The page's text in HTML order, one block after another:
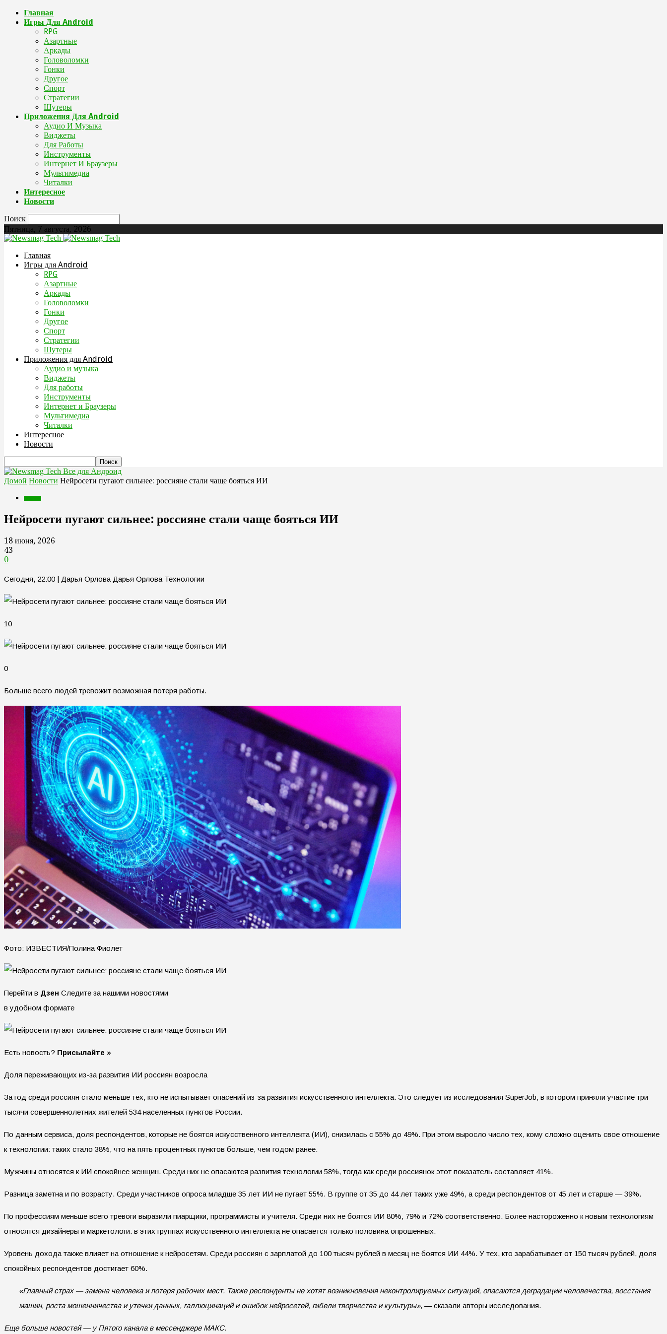
Главная
Игры Для Android
RPG
Азартные
Аркады
Головоломки
Гонки
Другое
Спорт
Стратегии
Шутеры
Приложения Для Android
Аудио И Музыка
Виджеты
Для Работы
Инструменты
Интернет И Браузеры
Мультимедиа
Читалки
Интересное
Новости
Поиск
Пятница, 7 августа, 2026
Главная
Игры для Android
RPG
Азартные
Аркады
Головоломки
Гонки
Другое
Спорт
Стратегии
Шутеры
Приложения для Android
Аудио и музыка
Виджеты
Для работы
Инструменты
Интернет и Браузеры
Мультимедиа
Читалки
Интересное
Новости
Все для Андроид
Домой Новости Нейросети пугают сильнее: россияне стали чаще бояться ИИ
Нейросети пугают сильнее: россияне стали чаще бояться ИИ
18 июня, 2026
43
0
Сегодня, 22:00 | Дарья Орлова Дарья Орлова Технологии
10
0
Больше всего людей тревожит возможная потеря работы.
Фото: ИЗВЕСТИЯ/Полина Фиолет
Перейти в Дзен Следите за нашими новостями
в удобном формате
Есть новость? Присылайте »
Доля переживающих из-за развития ИИ россиян возросла
За год среди россиян стало меньше тех, кто не испытывает опасений из-за развития искусственного интеллекта. Это следует из исследования SuperJob, в котором приняли участие три
тысячи совершеннолетних жителей 534 населенных пунктов России.
По данным сервиса, доля респондентов, которые не боятся искусственного интеллекта (ИИ), снизилась с 55% до 49%. При этом выросло число тех, кому сложно оценить свое отношение
к технологии: таких стало 38%, что на пять процентных пунктов больше, чем годом ранее.
Мужчины относятся к ИИ спокойнее женщин. Среди них не опасаются развития технологии 58%, тогда как среди россиянок этот показатель составляет 41%.
Разница заметна и по возрасту. Среди участников опроса младше 35 лет ИИ не пугает 55%. В группе от 35 до 44 лет таких уже 49%, а среди респондентов от 45 лет и старше — 39%.
По профессиям меньше всего тревоги выразили пиарщики, программисты и учителя. Среди них не боятся ИИ 80%, 79% и 72% соответственно. Более настороженно к новым технологиям
относятся дизайнеры и маркетологи: в этих группах искусственного интеллекта не опасается только половина опрошенных.
Уровень дохода также влияет на отношение к нейросетям. Среди россиян с зарплатой до 100 тысяч рублей в месяц не боятся ИИ 44%. У тех, кто зарабатывает от 150 тысяч рублей, доля
спокойных респондентов достигает 60%.
«Главный страх — замена человека и потеря рабочих мест. Также респонденты не хотят возникновения неконтролируемых ситуаций, опасаются деградации человечества, восстания
машин, роста мошенничества и утечки данных, галлюцинаций и ошибок нейросетей, гибели творчества и культуры», — сказали авторы исследования.
Еще больше новостей — у Пятого канала в мессенджере МАКС.